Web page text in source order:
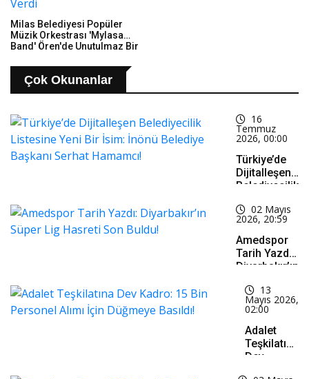
Milas Belediyesi Popüler
Müzik Orkestrası 'Mylasa
Band' Ören'de Unutulmaz Bir
Çok Okunanlar
16
Temmuz
2026, 00:00
Türkiye’de
Dijitalleşen
Belediyecilik
Yeni Bir
İsim: İnönü
Belediye
Başkanı
Serhat
02 Mayıs
2026, 20:59
Amedspor
Tarih Yazdı:
Diyarbakır’ın
Hasreti Son
Buldu!
13
Mayıs 2026,
02:00
Adalet
Teşkilatına
Dev